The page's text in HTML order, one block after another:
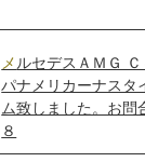
メルセデスＡＭＧ Ｃ４３のフロントグリルを
パナメリカーナスタ
ム致しました。お問
８